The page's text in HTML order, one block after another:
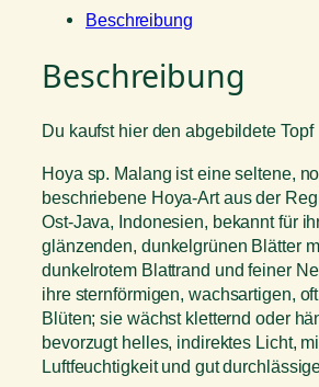
Beschreibung
Beschreibung
Du kaufst hier den abgebildete Topf
Hoya sp. Malang ist eine seltene,
beschriebene Hoya-Art aus der
Ost-Java, Indonesien, bekannt für
glänzenden, dunkelgrünen Blätter
dunkelrotem Blattrand und feiner
ihre sternförmigen, wachsartigen,
Blüten; sie wächst kletternd oder
bevorzugt helles, indirektes Licht,
Luftfeuchtigkeit und gut